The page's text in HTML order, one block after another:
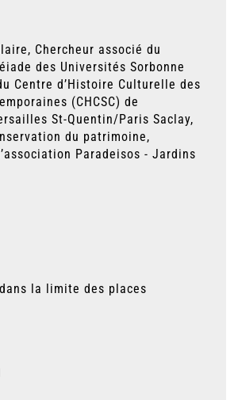
Chercheur associé du
des Universités Sorbonne
Centre d’Histoire Culturelle des
(CHCSC) de
St-Quentin/Paris Saclay,
du patrimoine,
Paradeisos - Jardins
la limite des places